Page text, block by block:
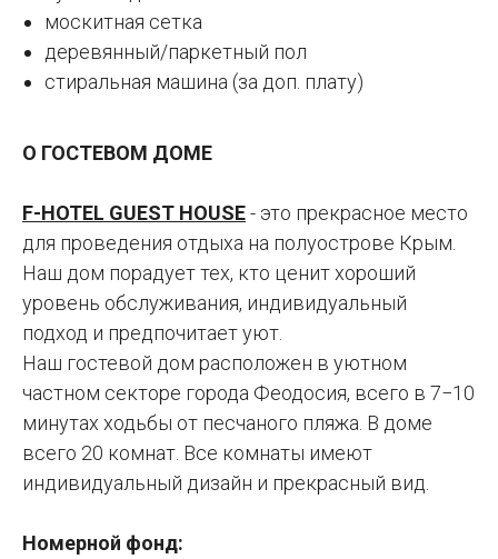
москитная сетка
деревянный/паркетный пол
стиральная машина (за доп. плату)
О ГОСТЕВОМ ДОМЕ
F-HOTEL GUEST HOUSE- это прекрасное место
для проведения отдыха на полуострове Крым.
Наш дом порадует тех, кто ценит хороший
уровень обслуживания, индивидуальный
подход и предпочитает уют.
Наш гостевой дом расположен в уютном
частном секторе города Феодосия, всего в 7−10
минутах ходьбы от песчаного пляжа. В доме
всего 20 комнат. Все комнаты имеют
индивидуальный дизайн и прекрасный вид.
Номерной фонд: